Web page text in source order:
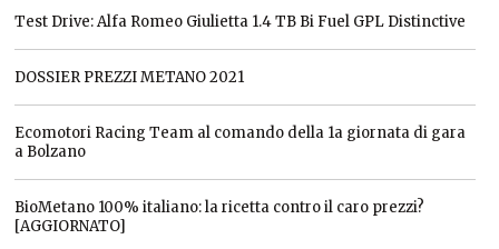
Test Drive: Alfa Romeo Giulietta 1.4 TB Bi Fuel GPL Distinctive
DOSSIER PREZZI METANO 2021
Ecomotori Racing Team al comando della 1a giornata di gara
a Bolzano
BioMetano 100% italiano: la ricetta contro il caro prezzi?
[AGGIORNATO]